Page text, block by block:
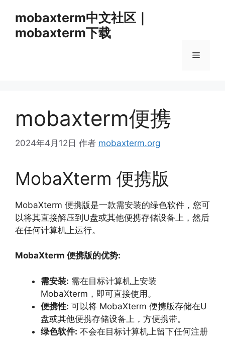
mobaxterm中文社区｜
mobaxterm下载
菜
mobaxterm便携
2024年4月12日 作者 mobaxterm.org
MobaXterm 便携版
MobaXterm 便携版是一款需安装的绿色软件， 您可
以将其直接解压到U盘或其他便携存储设备上， 然后
在任何计算机上运行。
MobaXterm 便携版的优势:
需安装: 需在目标计算机上安装
MobaXterm， 即可直接使用。
便携性: 可以将 MobaXterm 便携版存储在U
盘或其他便携存储设备上， 方便携带。
绿色软件: 不会在目标计算机上留下任何注册